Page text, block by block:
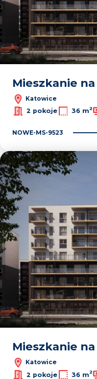
Mieszkanie
Katowice
2 pokoje
36 m2
NOWE-MS-9523
Mieszkanie
Katowice
2 pokoje
36 m2